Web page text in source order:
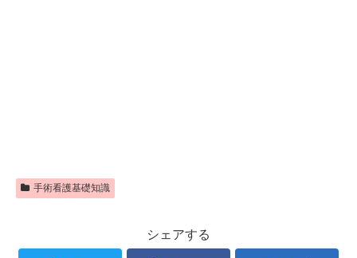
手術看護基礎知識
シェアする